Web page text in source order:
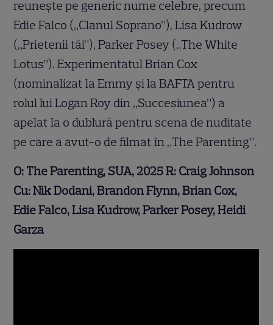
reunește pe generic nume celebre, precum
Edie Falco („Clanul Soprano”), Lisa Kudrow
(„Prietenii tăi”), Parker Posey („The White
Lotus”). Experimentatul Brian Cox
(nominalizat la Emmy și la BAFTA pentru
rolul lui Logan Roy din „Succesiunea”) a
apelat la o dublură pentru scena de nuditate
pe care a avut-o de filmat în „The Parenting”.
O: The Parenting, SUA, 2025 R: Craig Johnson
Cu: Nik Dodani, Brandon Flynn, Brian Cox,
Edie Falco, Lisa Kudrow, Parker Posey, Heidi
Garza